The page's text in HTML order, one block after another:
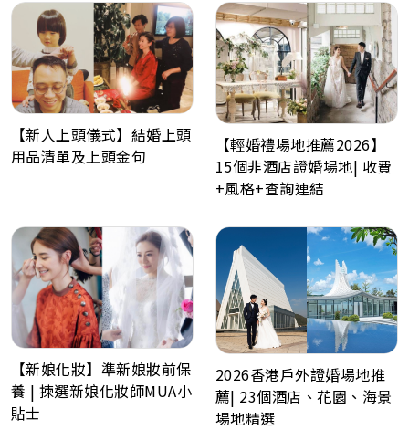
【新人上頭儀式】結婚上頭
用品清單及上頭金句
【輕婚禮場地推薦2026】
15個非酒店證婚場地| 收費
+風格+查詢連結
【新娘化妝】準新娘妝前保
養 | 揀選新娘化妝師MUA小
貼士
2026香港戶外證婚場地推
薦| 23個酒店、花園、海景
場地精選